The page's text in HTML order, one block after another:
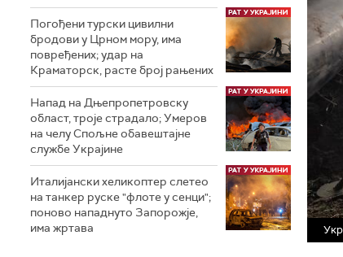
Погођени турски цивилни
бродови у Црном мору, има
повређених; удар на
Краматорск, расте број рањених
Напад на Дњепропетровску
област, троје страдалo; Умеров
на челу Спољне обавештајне
службе Украјине
Италијански хеликоптер слетео
на танкер руске "флоте у сенци";
поново нападнуто Запорожје,
има жртава